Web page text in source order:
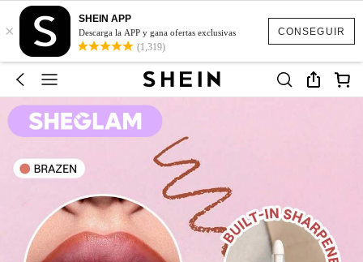
CONSEGUIR
×
SHEIN APP
Descarga la APP y gana ofertas exclusivas
(1,319)